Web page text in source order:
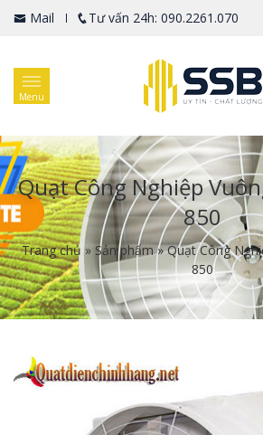
Mail Tư vấn 24h: 090.2261.070
Menu
Quạt Công Nghiệp
850
Trang chủ » Sản phẩm»Quạt Công
850